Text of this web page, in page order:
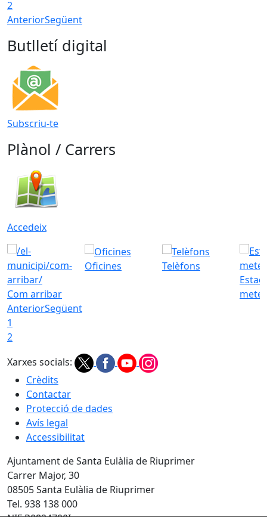
2
AnteriorSegüent
Butlletí digital
Subscriu-te
Plànol / Carrers
Accedeix
Com arribar
Oficines
Telèfons
AnteriorSegüent
1
2
Xarxes socials:
Crèdits
Contactar
Protecció de dades
Avís legal
Accessibilitat
Ajuntament de Santa Eulàlia de Riuprimer
Carrer Major, 30
08505 Santa Eulàlia de Riuprimer
Tel. 938 138 000